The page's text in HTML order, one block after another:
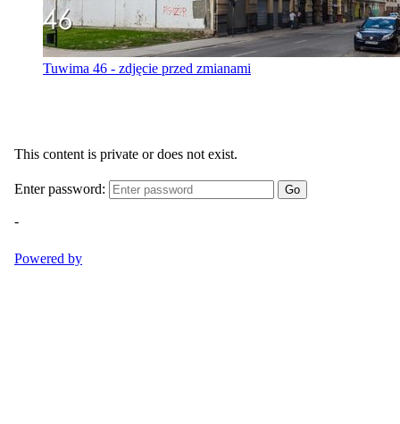
Tuwima 46 - zdjęcie przed zmianami